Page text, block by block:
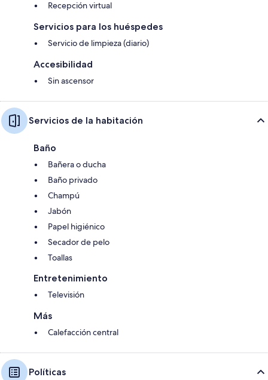
Recepción virtual
Servicios para los huéspedes
Servicio de limpieza (diario)
Accesibilidad
Sin ascensor
Servicios de la habitación
Baño
Bañera o ducha
Baño privado
Champú
Jabón
Papel higiénico
Secador de pelo
Toallas
Entretenimiento
Televisión
Más
Calefacción central
Políticas